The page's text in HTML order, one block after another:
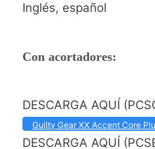
Inglés, español
Con acortadores:
DESCARGA AQUÍ
Guilty Gear XX Accent Core
DESCARGA AQUÍ